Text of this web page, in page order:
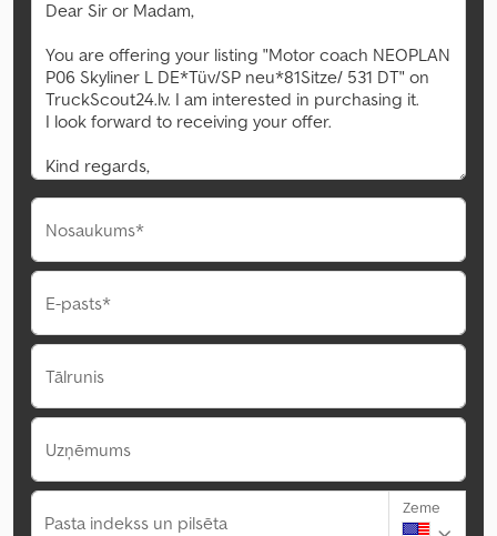
Nosaukums*
E-pasts*
Tālrunis
Uzņēmums
Pasta indekss un pilsēta
Zeme